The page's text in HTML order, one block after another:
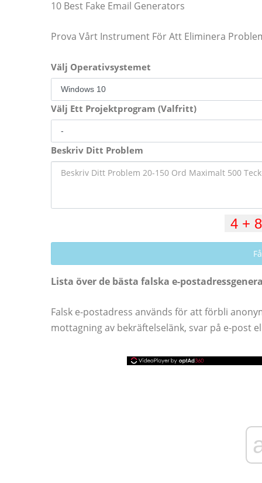
10 Best Fake Email Generators
Prova Vårt Instrument För Att Eliminera
Välj Operativsystemet
Välj Ett Projektprogram (Valfritt)
Beskriv Ditt Problem
Lista över de bästa falska e-
Falsk e-postadress används för att förbli
mottagning av bekräftelselänk, svar på e-post